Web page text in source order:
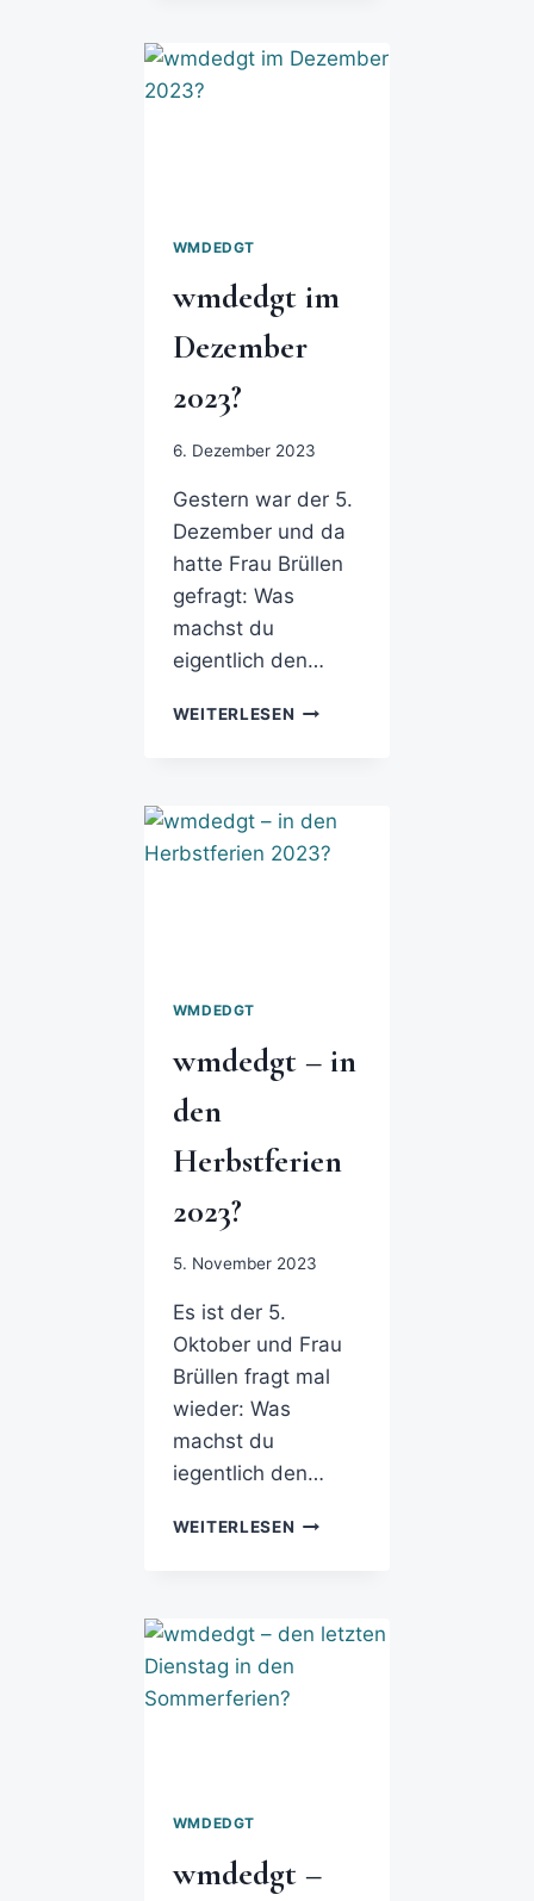
WMDEDGT
wmdedgt im
Dezember
2023?
6. Dezember 2023
Gestern war der 5.
Dezember und da
hatte Frau Brüllen
gefragt: Was
machst du
eigentlich den…
WEITERLESEN
WMDEDGT
wmdedgt – in
den
Herbstferien
2023?
5. November 2023
Es ist der 5.
Oktober und Frau
Brüllen fragt mal
wieder: Was
machst du
iegentlich den…
WEITERLESEN
WMDEDGT
wmdedgt –